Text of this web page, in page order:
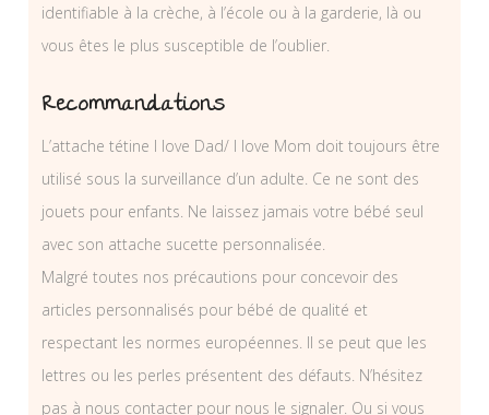
identifiable à la crèche, à l’école ou à la garderie, là ou
vous êtes le plus susceptible de l’oublier.
Recommandations
L’attache tétine I love Dad/ I love Mom doit toujours être
utilisé sous la surveillance d’un adulte. Ce ne sont des
jouets pour enfants. Ne laissez jamais votre bébé seul
avec son attache sucette personnalisée.
Malgré toutes nos précautions pour concevoir des
articles personnalisés pour bébé de qualité et
respectant les normes européennes. Il se peut que les
lettres ou les perles présentent des défauts. N’hésitez
pas à nous contacter pour nous le signaler. Ou si vous